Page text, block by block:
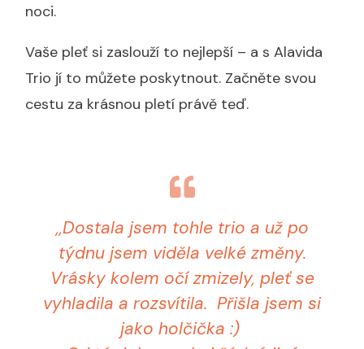
noci.
Vaše pleť si zaslouží to nejlepší – a s Alavida
Trio jí to můžete poskytnout. Začněte svou
cestu za krásnou pletí právě teď.
,,Dostala jsem tohle trio a už po
týdnu jsem viděla velké změny.
Vrásky kolem očí zmizely, pleť se
vyhladila a rozsvítila. Přišla jsem si
jako holčička :)